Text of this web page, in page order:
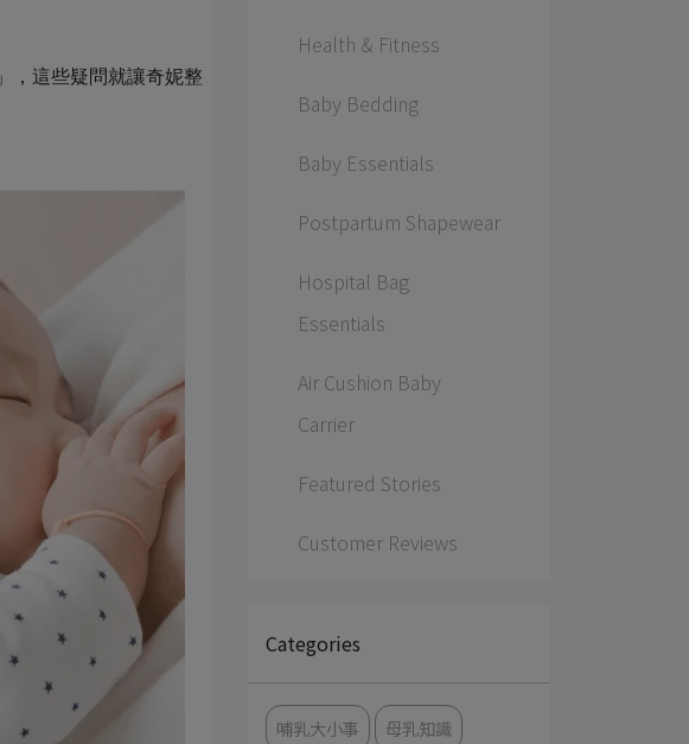
」，這些疑問就讓奇妮整
Health & Fitness
Baby Bedding
Baby Essentials
Postpartum Shapewear
Hospital Bag
Essentials
Air Cushion Baby
Carrier
Featured Stories
Customer Reviews
Categories
哺乳大小事 母乳知識